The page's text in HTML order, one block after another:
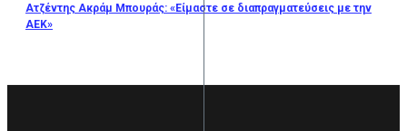
Ατζέντης Ακράμ Μπουράς: «Είμαστε σε διαπραγματεύσεις με την
ΑΕΚ»